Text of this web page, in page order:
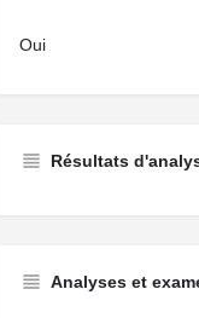
Oui
Résultats
Analyses et